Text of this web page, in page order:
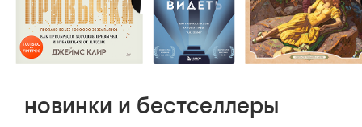
новинки и бестселлеры